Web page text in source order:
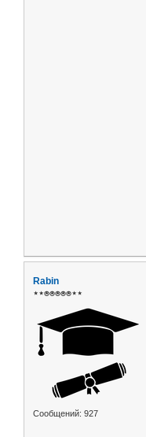
Rabin
⋆⋆⍟⍟⍟⍟⍟⋆⋆
Сообщений: 927